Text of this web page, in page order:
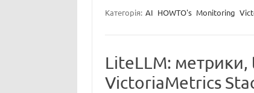
Категорія: AI HOWTO's Monitoring
LiteLLM: метрики,
VictoriaMetrics